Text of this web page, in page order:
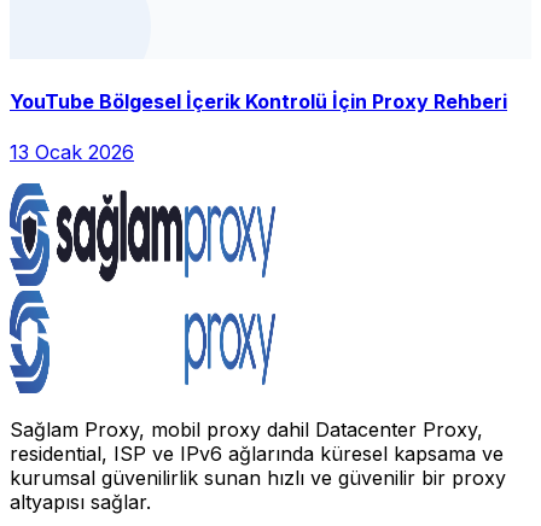
YouTube Bölgesel İçerik Kontrolü İçin Proxy Rehberi
13 Ocak 2026
Sağlam Proxy, mobil proxy dahil Datacenter Proxy,
residential, ISP ve IPv6 ağlarında küresel kapsama ve
kurumsal güvenilirlik sunan hızlı ve güvenilir bir proxy
altyapısı sağlar.